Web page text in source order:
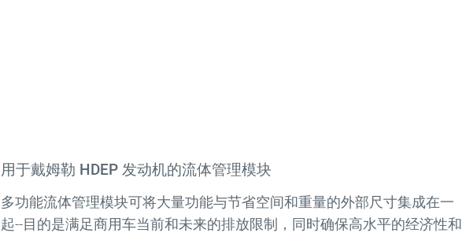
用于戴姆勒 HDEP 发动机的流体管理模块
多功能流体管理模块可将大量功能与节省空间和重量的外部尺寸集成在一
起--目的是满足商用车当前和未来的排放限制，同时确保高水平的经济性和